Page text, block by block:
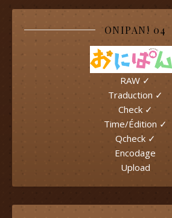
ONIPAN! 04
RAW ✓
Traduction ✓
Check ✓
Time/Édition ✓
Qcheck ✓
Encodage
Upload